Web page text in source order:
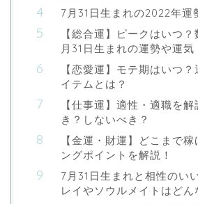
7月31日生まれの2022年運
【総合運】ピークはいつ
月31日生まれの運勢や運気
【恋愛運】モテ期はいつ
イテムとは？
【仕事運】適性・適職を
き？しないべき？
【金運・財運】どこまで
ングポイントを解説！
7月31日生まれと相性のい
レイやソウルメイトはどん